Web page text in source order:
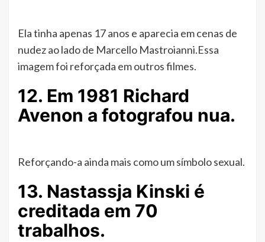
Ela tinha apenas 17 anos e aparecia em cenas de
nudez ao lado de Marcello Mastroianni.Essa
imagem foi reforçada em outros filmes.
12. Em 1981 Richard
Avenon a fotografou nua.
Reforçando-a ainda mais como um símbolo sexual.
13. Nastassja Kinski é
creditada em 70
trabalhos.